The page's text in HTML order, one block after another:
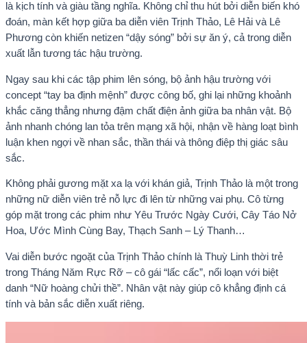
là kịch tính và giàu tầng nghĩa. Không chỉ thu hút bởi diễn biến khó
đoán, màn kết hợp giữa ba diễn viên Trịnh Thảo, Lê Hải và Lê
Phương còn khiến netizen “dậy sóng” bởi sự ăn ý, cả trong diễn
xuất lẫn tương tác hậu trường.
Ngay sau khi các tập phim lên sóng, bộ ảnh hậu trường với
concept “tay ba định mệnh” được công bố, ghi lại những khoảnh
khắc căng thẳng nhưng đậm chất điện ảnh giữa ba nhân vật. Bộ
ảnh nhanh chóng lan tỏa trên mạng xã hội, nhận về hàng loạt bình
luận khen ngợi về nhan sắc, thần thái và thông điệp thị giác sâu
sắc.
Không phải gương mặt xa lạ với khán giả, Trịnh Thảo là một trong
những nữ diễn viên trẻ nỗ lực đi lên từ những vai phụ. Cô từng
góp mặt trong các phim như Yêu Trước Ngày Cưới, Cây Táo Nở
Hoa, Ước Mình Cùng Bay, Thạch Sanh – Lý Thanh…
Vai diễn bước ngoặt của Trịnh Thảo chính là Thuỳ Linh thời trẻ
trong Tháng Năm Rực Rỡ – cô gái “lấc cấc”, nổi loạn với biệt
danh “Nữ hoàng chửi thề”. Nhân vật này giúp cô khẳng định cá
tính và bản sắc diễn xuất riêng.